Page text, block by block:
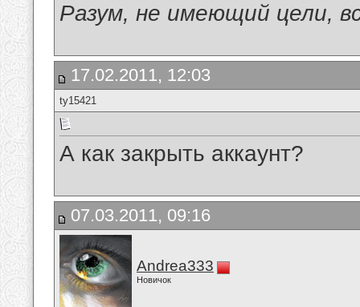
Разум, не имеющий цели,
17.02.2011, 12:03
ty15421
А как закрыть аккаунт?
07.03.2011, 09:16
Andrea333
Новичок